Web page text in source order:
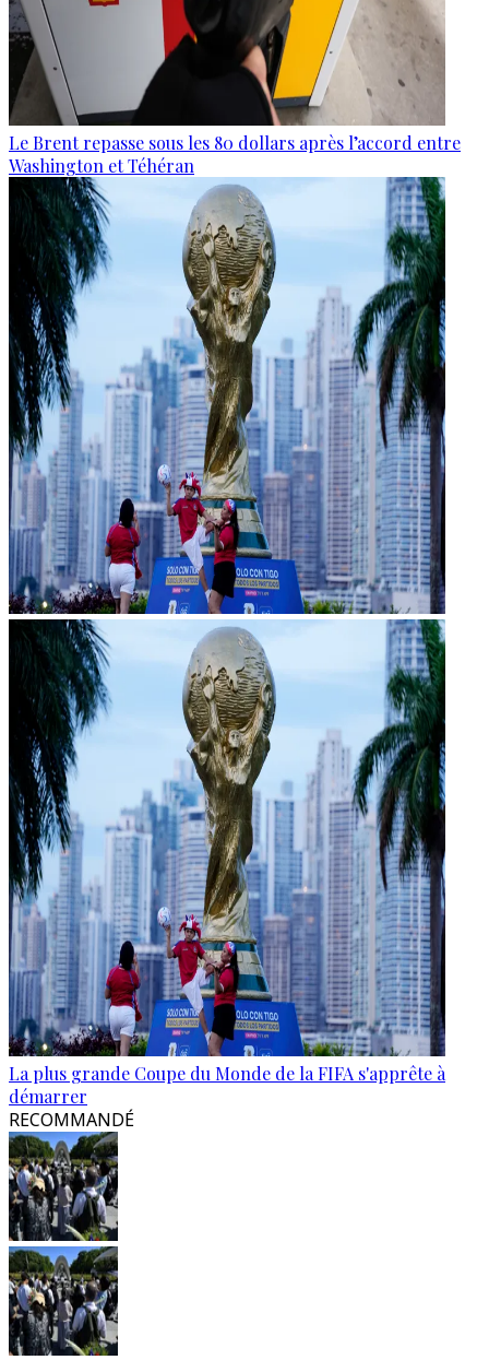
Le Brent repasse sous les 80 dollars après l’accord entre
Washington et Téhéran
La plus grande Coupe du Monde de la FIFA s'apprête à
démarrer
RECOMMANDÉ